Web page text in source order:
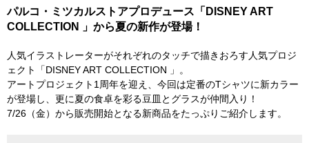
パルコ・ミツカルストアプロデュース「DISNEY ART
COLLECTION 」から夏の新作が登場！
人気イラストレーターがそれぞれのタッチで描きおろす人気プロジ
ェクト「DISNEY ART COLLECTION 」。
アートプロジェクト1周年を迎え、今回は定番のTシャツに新カラー
が登場し、更に夏の食卓を彩る豆皿とグラスが仲間入り！
7/26（金）から販売開始となる新商品をたっぷりご紹介します。